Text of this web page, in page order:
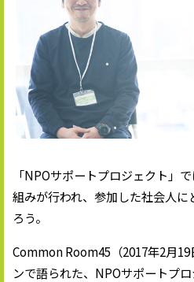
「NPOサポートプロジェクト」
組みが行われ、参加した社会人
ろう。
Common Room45（2017年2月
ンで語られた、NPOサポートプ